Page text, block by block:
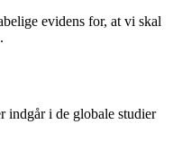
evidens for, at vi skal
indgår i de globale studier